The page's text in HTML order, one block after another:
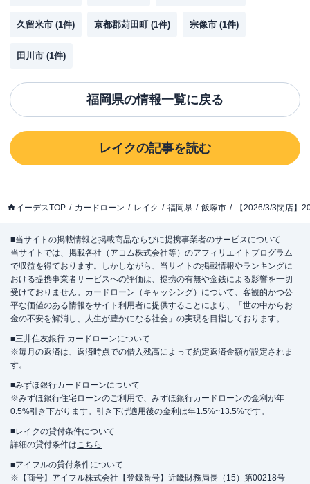
久留米市 (1件) 京都郡苅田町 (1件) 宗像市 (1件)
田川市 (1件)
福岡県の情報一覧に戻る
レイクの記事を読む
イーデスTOP カードローン レイク 福岡県 飯塚市 【2026/3/3閉店】
■当サイトの掲載情報と掲載商品ならびに提携事業者のサービスについて
当サイトでは、掲載各社（アコム株式会社等）のアフィリエイトプログラム
で収益を得ております。しかしながら、当サイトの掲載情報やランキングに
おける提携事業者サービスへの評価は、提携の有無や金銭による影響を一切
受けておりません。カードローン（キャッシング）について、客観的かつ公
平な価値のある情報をサイト利用者に提供することにより、「世の中からお
金の不安を解消し、人生が豊かになる社会」の実現を目指しております。
■三井住友銀行 カードローンについて
※毎月の返済は、返済時点での借入残高によって約定返済金額が設定されま
す。
■みずほ銀行カードローンについて
※みずほ銀行住宅ローンのご利用で、みずほ銀行カードローンの金利が年
0.5%引き下がります。引き下げ適用後の金利は年1.5%~13.5%です。
■レイクの貸付条件について
詳細の貸付条件はこちら
■アイフルの貸付条件について
※【商号】アイフル株式会社【登録番号】近畿財務局長（15）第00218号